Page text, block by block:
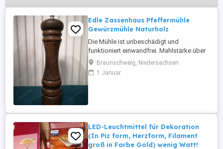
Edle Zassenhaus Pfeffermühle
Gewürzmühle Naturholz
Die Mühle ist unbeschädigt und
funktioniert einwandfrei. Mahlstärke über
Messing Stellschraube einstellbar.
Gesamthöhe 24cm, Durchmesser 5,7cm.
Aus Naturholz verarbeitetes edles Design.
...
Braunschweig, Niedersachsen
1 Januar
LED-Leuchtmittel für Dekoration
(In Piz form, Herzform, Filament
groß in Farbe Gold) wenig Watt!